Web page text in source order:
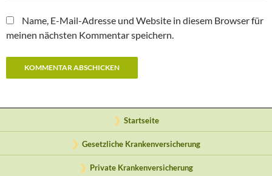
Name, E-Mail-Adresse und Website in diesem Browser für
meinen nächsten Kommentar speichern.
Startseite
Gesetzliche Krankenversicherung
Private Krankenversicherung